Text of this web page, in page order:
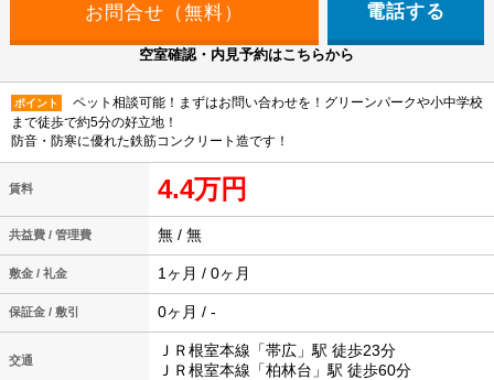
電話する
空室確認・内見予約はこちらから
ポイント
ペット相談可能！まずはお問い合わせを！グリーンパークや小中学校
まで徒歩で約5分の好立地！
防音・防寒に優れた鉄筋コンクリート造です！
賃料 4.4万円
共益費 / 管理費 無 / 無
敷金 / 礼金 1ヶ月 / 0ヶ月
保証金 / 敷引 0ヶ月 / -
交通
ＪＲ根室本線「帯広」駅 徒歩23分
ＪＲ根室本線「柏林台」駅 徒歩60分